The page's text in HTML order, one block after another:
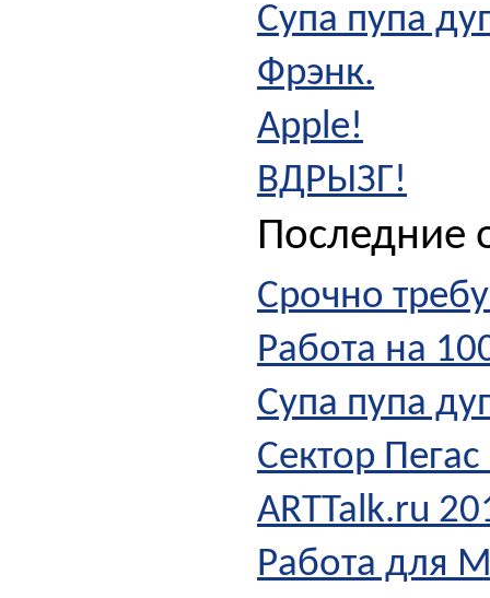
Супа пупа
Фрэнк.
Apple!
ВДРЫЗГ!
Последние
Срочно
Работа на
Супа пупа
Сектор
ARTTalk.ru
Работа для